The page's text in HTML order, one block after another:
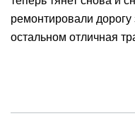
ремонтировали
остальном отличная